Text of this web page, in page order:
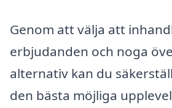
Genom att välja att
erbjudanden och noga
alternativ kan du
den bästa möjliga